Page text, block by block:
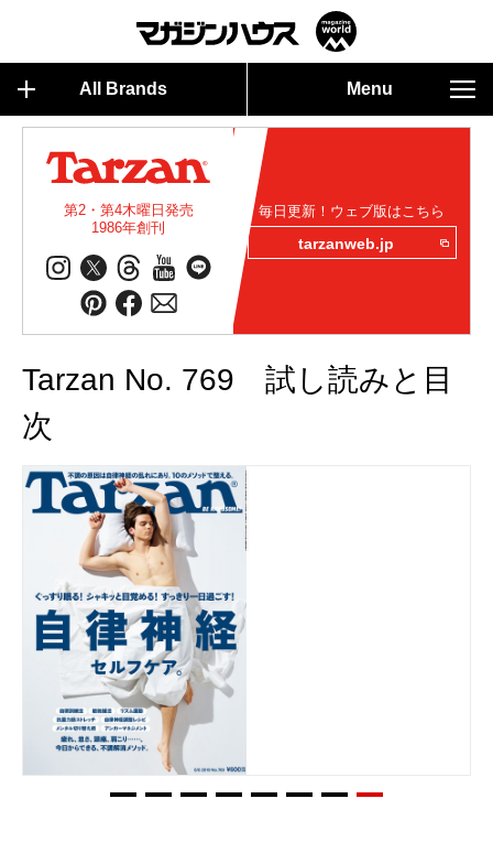
All Brands Menu
第2・第4木曜日発売
1986年創刊
毎日更新！ウェブ版はこちら
tarzanweb.jp
Tarzan No. 769 試し読みと目
次